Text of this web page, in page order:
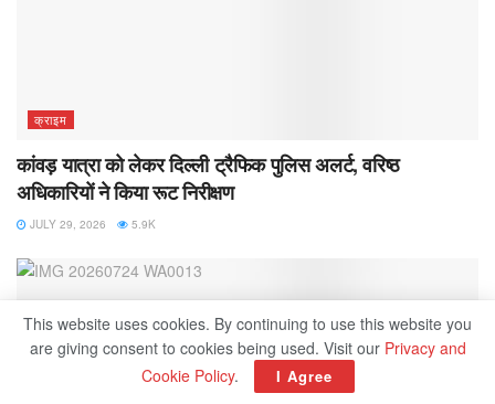
क्राइम
कांवड़ यात्रा को लेकर दिल्ली ट्रैफिक पुलिस अलर्ट, वरिष्ठ
अधिकारियों ने किया रूट निरीक्षण
JULY 29, 2026 5.9K
This website uses cookies. By continuing to use this website you
are giving consent to cookies being used. Visit our Privacy and
Cookie Policy. I Agree